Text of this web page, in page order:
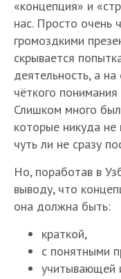
«концепция» и
нас. Просто очень
громоздкими
скрывается
деятельность, а
чёткого
Слишком много
которые никуда
чуть ли не сразу
Но, поработав в
выводу, что
она должна быть:
краткой,
с понятными
учитывающей